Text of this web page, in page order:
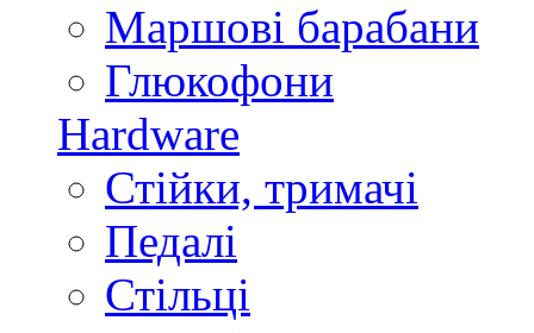
Маршові барабани
Глюкофони
Hardware
Стійки, тримачі
Педалі
Стільці